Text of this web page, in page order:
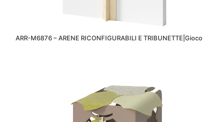
ARR-M6876 – ARENE RICONFIGURABILI E TRIBUNETTE|Gioco